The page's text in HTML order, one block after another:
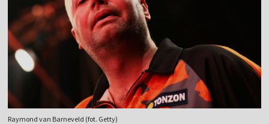
Raymond van Barneveld (fot. Getty)